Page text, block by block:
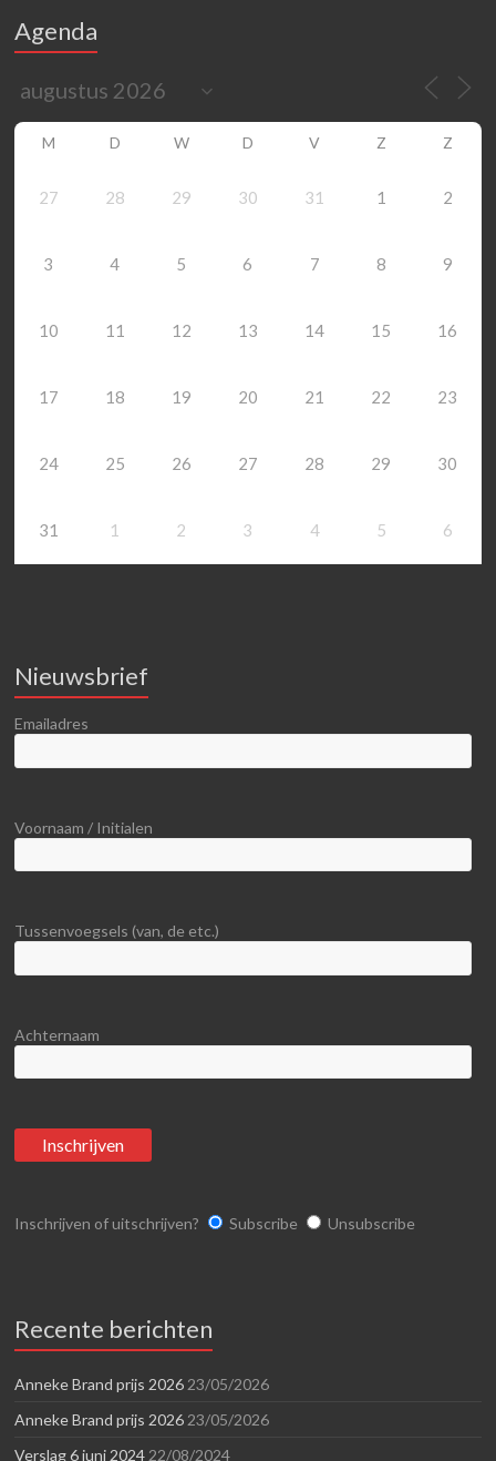
Agenda
M D W D V Z Z
27 28 29 30 31 1 2
3 4 5 6 7 8 9
10 11 12 13 14 15 16
17 18 19 20 21 22 23
24 25 26 27 28 29 30
31 1 2 3 4 5 6
Nieuwsbrief
Emailadres
Voornaam / Initialen
Tussenvoegsels (van, de etc.)
Achternaam
Inschrijven of uitschrijven? Subscribe Unsubscribe
Recente berichten
Anneke Brand prijs 2026 23/05/2026
Anneke Brand prijs 2026 23/05/2026
Verslag 6 juni 2024 22/08/2024